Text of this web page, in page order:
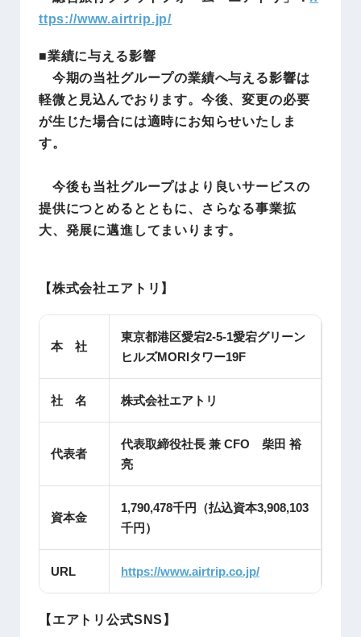
ttps://www.airtrip.jp/
■業績に与える影響
今期の当社グループの業績へ与える影響は
軽微と見込んでおります。今後、変更の必要
が生じた場合には適時にお知らせいたしま
す。
今後も当社グループはより良いサービスの
提供につとめるとともに、さらなる事業拡
大、発展に邁進してまいります。
【株式会社エアトリ】
本 社
東京都港区愛宕2-5-1愛宕グリーン
ヒルズMORIタワー19F
社 名 株式会社エアトリ
代表者
代表取締役社長 兼 CFO 柴田 裕
亮
資本金
1,790,478千円（払込資本3,908,103
千円）
URL https://www.airtrip.co.jp/
【エアトリ公式SNS】